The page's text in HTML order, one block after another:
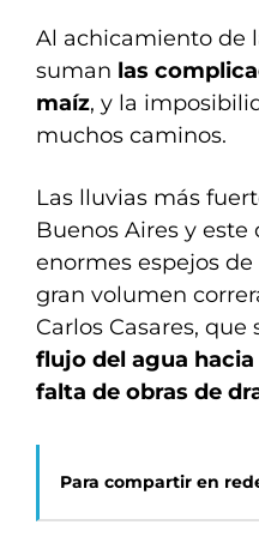
Al achicamiento de
suman las
maíz, y la
muchos caminos.
Las lluvias más
Buenos Aires y
enormes espejos
gran volumen
Carlos Casares,
flujo del agua hacia
falta de obras de
Para compartir en